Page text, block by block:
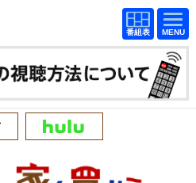
番組
表
番組
表
映画
報道
スポーツ
エンタメ